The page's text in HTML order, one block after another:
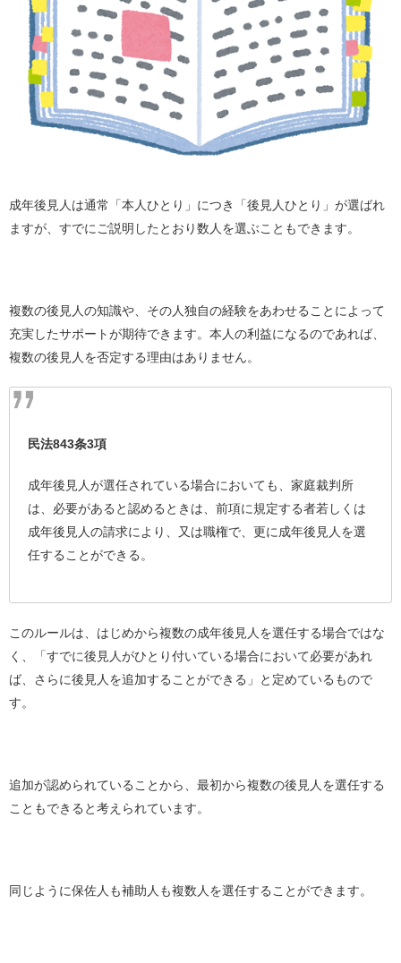
成年後見人は通常「本人ひとり」につき「後見人ひとり」が選ばれ
ますが、すでにご説明したとおり数人を選ぶこともできます。
複数の後見人の知識や、その人独自の経験をあわせることによって
充実したサポートが期待できます。本人の利益になるのであれば、
複数の後見人を否定する理由はありません。
民法843条3項
成年後見人が選任されている場合においても、家庭裁判所
は、必要があると認めるときは、前項に規定する者若しくは
成年後見人の請求により、又は職権で、更に成年後見人を選
任することができる。
このルールは、はじめから複数の成年後見人を選任する場合ではな
く、「すでに後見人がひとり付いている場合において必要があれ
ば、さらに後見人を追加することができる」と定めているもので
す。
追加が認められていることから、最初から複数の後見人を選任する
こともできると考えられています。
同じように保佐人も補助人も複数人を選任することができます。